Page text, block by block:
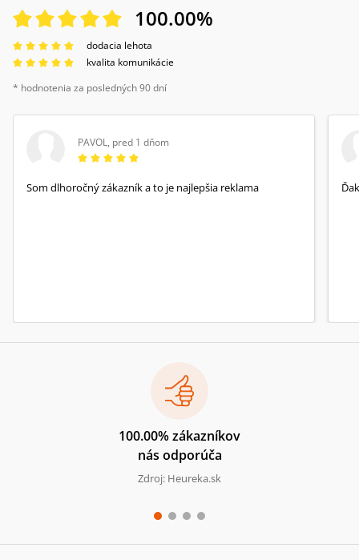
100.00%
dodacia lehota
kvalita komunikácie
* hodnotenia za posledných 90 dní
PAVOL, pred 1 dňom
Som dlhoročný zákazník a to je najlepšia reklama
100.00% zákazníkov
nás odporúča
Zdroj: Heureka.sk